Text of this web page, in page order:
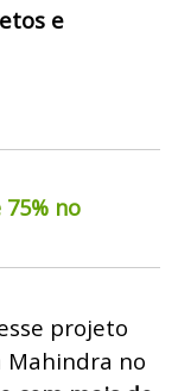
e
no
projeto
no